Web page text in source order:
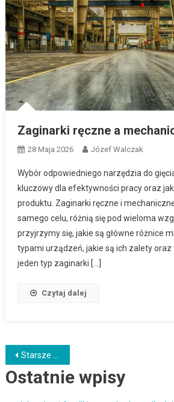
Zaginarki ręczne a
28 Maja 2026 Józef Walczak
Wybór odpowiedniego narzędzia do
kluczowy dla efektywności pracy oraz
produktu. Zaginarki ręczne i
samego celu, różnią się pod wieloma
przyjrzymy się, jakie są główne różnice
typami urządzeń, jakie są ich zalety oraz
jeden typ zaginarki […]
Czytaj dalej
Nawigacja
po
Starsze wpisy
Ostatnie wpisy